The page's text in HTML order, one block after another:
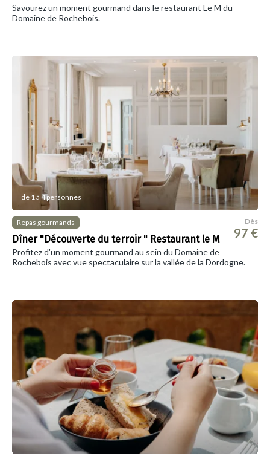
Savourez un moment gourmand dans le restaurant Le M du
Domaine de Rochebois.
de 1 à 4 personnes
Repas gourmands
Dîner "Découverte du terroir " Restaurant le M
Dès
97 €
Profitez d'un moment gourmand au sein du Domaine de
Rochebois avec vue spectaculaire sur la vallée de la Dordogne.